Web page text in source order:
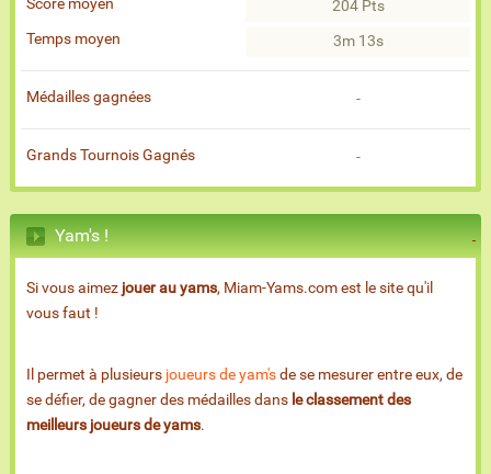
Score moyen
204 Pts
Temps moyen
3m 13s
Médailles gagnées -
Grands Tournois Gagnés -
Yam's !
Si vous aimez jouer au yams, Miam-Yams.com est le site qu'il
vous faut !
Il permet à plusieurs joueurs de yam'sde se mesurer entre eux, de
se défier, de gagner des médailles dans le classement des
meilleurs joueurs de yams.